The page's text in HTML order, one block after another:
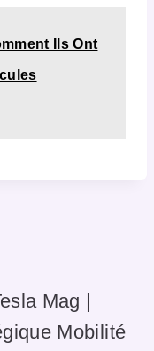
Ils Ont
Mag |
Mobilité